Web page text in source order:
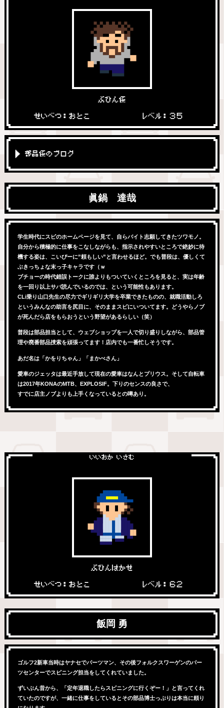
ぶひん係
せいべつ：おとこ レベル：３５
部品係のブログ
眞鍋 達哉
学生時代にスピのホームページを見て、自らバイト志願してきたツワモノ。
自分から積極的に仕事をこなしながらも、指示されやすいところで絶妙に待
機する姿は、こいぴーに”頼もしい”と言わせるほど。でも普段は、優しくて
ぶきっちょな末っ子キャラです（ｗ
ブチョーの時代錯誤トークに誰よりもついていくところを見ると、実は年齢
を一回り以上サバ読んでいるのでは、という可能性もあります。
CLi乗り山口先生の尽力でギリギリ大学を卒業できたものの、就職活動しろ
というみんなの助言を尻目に、そのままスピにいついてます。どうやらノブ
が死んだら店をもらおうという野望があるらしい（笑）
普段は部品担当として、ウェブショップを一人で切り盛りしながら、部品管
理や廃番部品捜索を頑張ってます！店内でも一番忙しそうです。
あだ名は「かをりちゃん」「まかべさん」
愛車のジェッタは最近手放して現在の愛車はなんとプリウス。そして自転車
は2017年KONAのMTB、EXPLOSIF。下りのセンスの良さで、
すでに店主ノブよりも上手くなっているとの噂あり。
いいおか いさむ
ぶひんはかせ
せいべつ：おとこ レベル：６２
飯岡 勇
ゴルフ2新車当時はヤナセでパーツマン、その後フォルクスワーゲンのパー
ツセンターでスピニング担当をしてくれていました。
ずいぶん昔から、「定年退職したらスピニングに行くぞー！」と言ってくれ
ていたのですが、一緒に仕事をしているとその部品博士っぷりは本当に頼り